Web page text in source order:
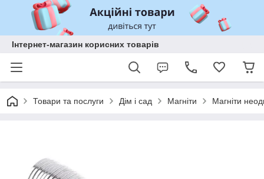
Інтернет-магазин корисних товарів
Товари та послуги Дім і сад Магніти Магніти